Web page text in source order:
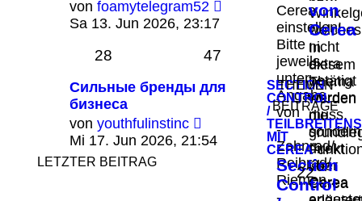
welches
nicht
extra
betätigt
werden
muss,
sondern
direkt
über
Cerea
Cerea
einstellen!
Bitte
jeweils
unter
Angabe
von
-
Zahnrad/
Reibrad/
Riemen...
-
von foamytelegram52
Neuester
Sa 13. Jun 2026, 23:17
von
Cerea
In
diesem
Thema
werden
die
von
Cerea
28 47
Сильные бренды для
бизнеса
von youthfulinstinc
Beitrag
Mi 17. Jun 2026, 21:54
SECTION
CONTROL
/
MIT
CEREA
THEMEN
BEITRÄGE
LETZTER BEITRAG
Section
Control
22